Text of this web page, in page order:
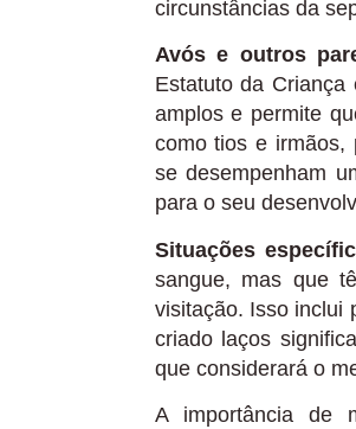
circunstâncias da
Avós e outros
Estatuto da
amplos e permite
como tios e irmãos,
se desempenham
para o seu
Situações
sangue, mas que
visitação. Isso inclui
criado laços
que considerará o
A importância de